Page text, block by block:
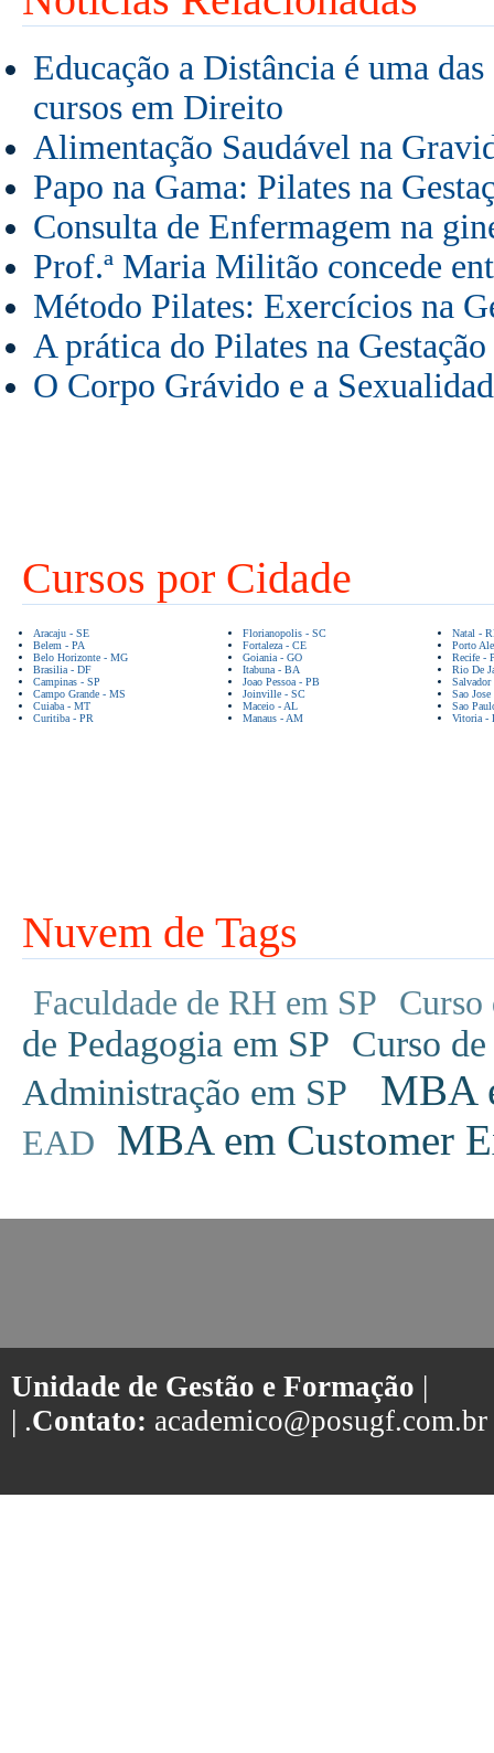
Educação a Distância é uma
cursos em Direito
Alimentação Saudável na
Papo na Gama: Pilates na
Consulta de Enfermagem na
Prof.ª Maria Militão concede
Método Pilates: Exercícios na
A prática do Pilates na Gestação
O Corpo Grávido e a
Cursos por Cidade
Aracaju - SE
Belem - PA
Belo Horizonte - MG
Brasilia - DF
Campinas - SP
Campo Grande - MS
Cuiaba - MT
Curitiba - PR
Florianopolis - SC
Fortaleza - CE
Goiania - GO
Itabuna - BA
Joao Pessoa - PB
Joinville - SC
Maceio - AL
Manaus - AM
Natal -
Porto
Recife -
Rio De
Sao
Sao
Vitoria -
Nuvem de Tags
Faculdade de RH em SP Curso
de Pedagogia em SP Curso
Administração em SP
MBA
EAD MBA em Customer
Unidade de Gestão e Formação |
| .Contato: academico@posugf.com.br